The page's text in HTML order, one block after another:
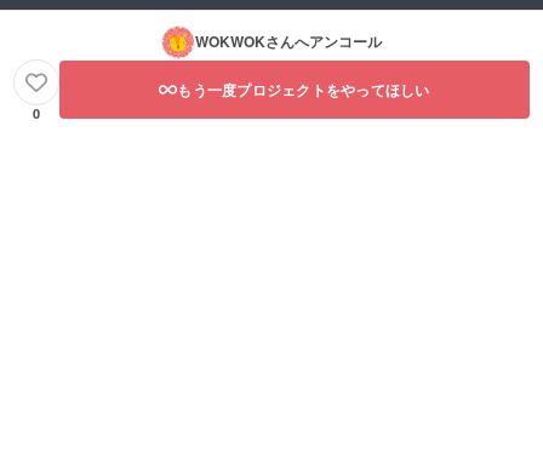
WOKWOKさんへアンコール
0
もう一度プロジェクトをやってほしい